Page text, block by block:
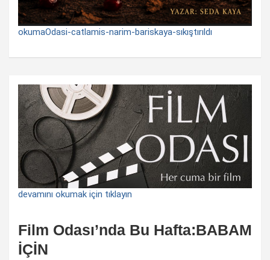
okumaOdasi-catlamis-narim-bariskaya-sıkıştırıldı
devamını okumak için tıklayın
Film Odası’nda Bu Hafta:BABAM
İÇİN